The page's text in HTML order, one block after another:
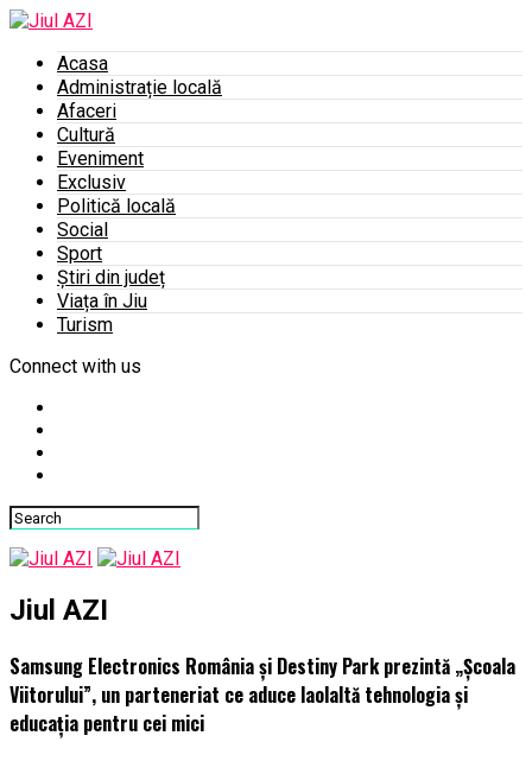
Acasa
Administrație locală
Afaceri
Cultură
Eveniment
Exclusiv
Politică locală
Social
Sport
Știri din județ
Viața în Jiu
Turism
Connect with us
Jiul AZI
Samsung Electronics România și Destiny Park prezintă „Școala
Viitorului”, un parteneriat ce aduce laolaltă tehnologia și
educația pentru cei mici